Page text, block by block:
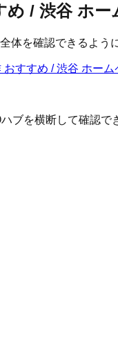
/ 渋谷 ホ
体を確認できるよう
すすめ / 渋谷 ホー
ブを横断して確認で